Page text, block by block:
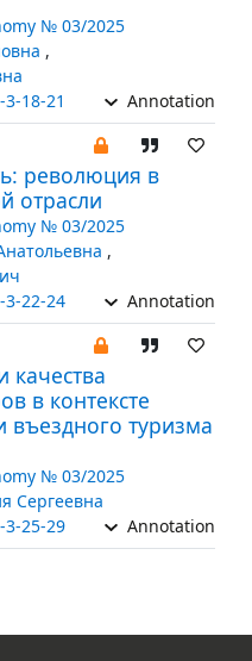
№ 03/2025
,
18-21 Annotation
революция в
отрасли
№ 03/2025
,
3-22-24 Annotation
в контексте
въездного туризма
№ 03/2025
Сергеевна
3-25-29 Annotation